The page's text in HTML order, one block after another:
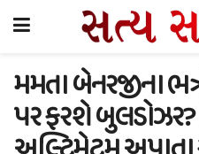
મમતા બેનરજીના
પર ફરશે